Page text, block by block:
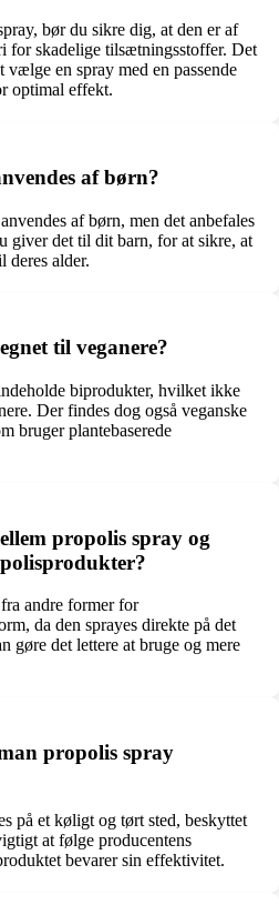
bør du sikre dig, at den er af
for skadelige tilsætningsstoffer. Det
en spray med en passende
optimal effekt.
af børn?
af børn, men det anbefales
giver det til dit barn, for at sikre, at
deres alder.
til veganere?
biprodukter, hvilket ikke
Der findes dog også veganske
bruger plantebaserede
propolis spray og
andre former for
da den sprayes direkte på det
gøre det lettere at bruge og mere
propolis spray
på et køligt og tørt sted, beskyttet
at følge producentens
bevarer sin effektivitet.